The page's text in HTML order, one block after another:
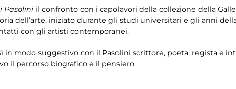
Pasolini il confronto con i capolavori della collezione della
dell’arte, iniziato durante gli studi universitari e gli anni
con gli artisti contemporanei.
in modo suggestivo con il Pasolini scrittore, poeta, regista e
il percorso biografico e il pensiero.